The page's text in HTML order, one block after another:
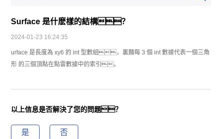
Surface 是什麽樣的結構？
2024-01-23 16:24:35
urface 是長度為 xy6 的 int 型數組，裏麵每 3 個 int 數據代表一個三角
形 的三個頂點在點雲數據中的索引。
以上信息是否解決了您的問題？
是 否